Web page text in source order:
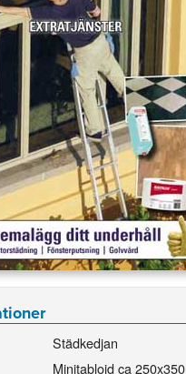
Städkedjan
Minitabloid ca 250x350